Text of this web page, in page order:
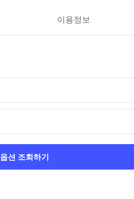
이용정보
옵션 조회하기